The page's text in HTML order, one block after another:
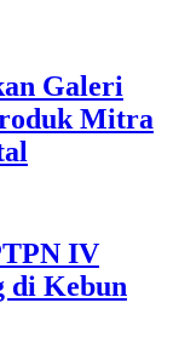
Galeri
Mitra
IV
di Kebun